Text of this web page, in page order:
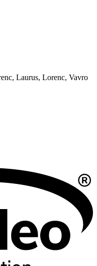
Laurus, Lorenc, Vavro